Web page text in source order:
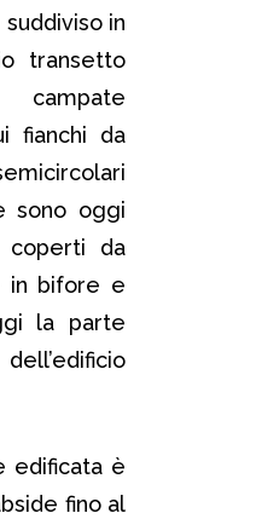
in
transetto
fianchi da
sono oggi
coperti da
in bifore e
la parte
edificata è
fino al